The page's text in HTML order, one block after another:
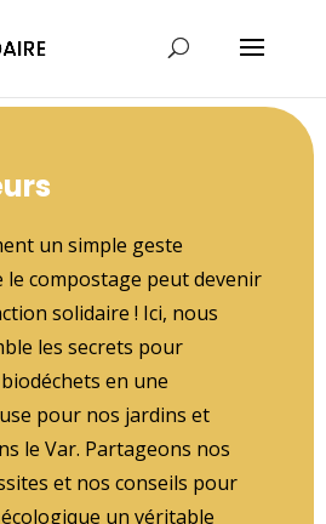
un simple geste
le compostage peut devenir
solidaire ! Ici, nous
les secrets pour
en une
pour nos jardins et
le Var. Partageons nos
et nos conseils pour
un véritable